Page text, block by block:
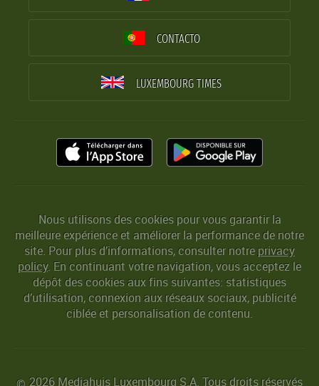
CONTACTO
LUXEMBOURG TIMES
Nous utilisons des cookies pour vous garantir la
meilleure expérience et améliorer la performance de notre
site. Pour plus d’informations, consulter notreprivacy
policy. En continuant votre navigation, vous acceptez le
dépôt des cookies aux fins suivantes: statistiques
d’utilisation, connexion aux réseaux sociaux, publicité
ciblée et personalisation de contenu.
2026 Mediahuis Luxembourg S.A. Tous droits réservés